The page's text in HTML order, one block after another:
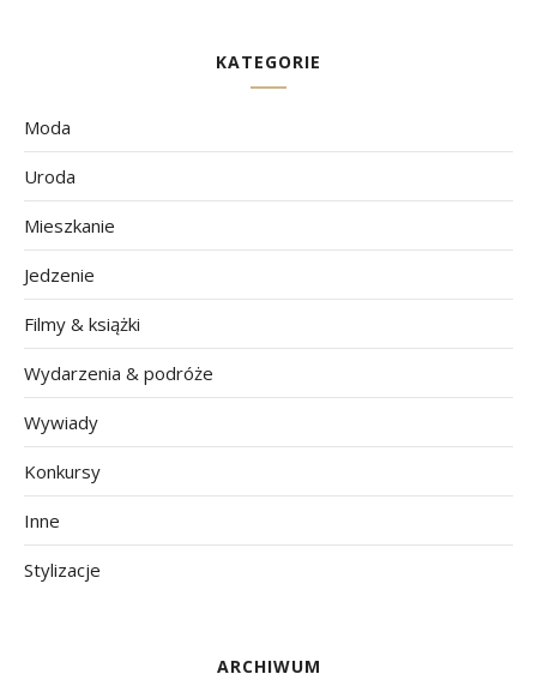
KATEGORIE
Moda
Uroda
Mieszkanie
Jedzenie
Filmy & książki
Wydarzenia & podróże
Wywiady
Konkursy
Inne
Stylizacje
ARCHIWUM